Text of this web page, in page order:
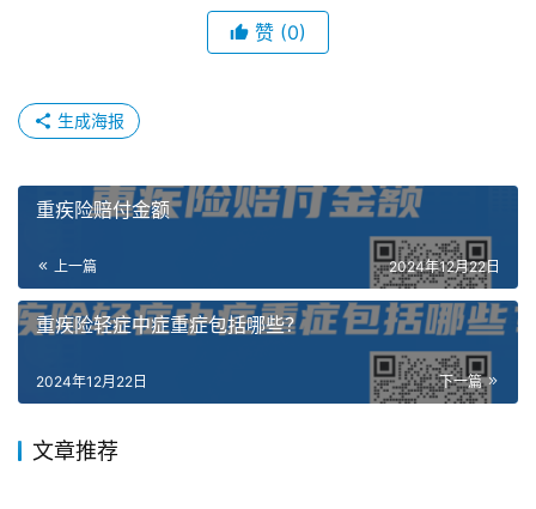
赞 (0)
生成海报
重疾险赔付金额
上一篇 2024年12月22日
重疾险轻症中症重症包括哪些？
下一篇
2024年12月22日
文章推荐